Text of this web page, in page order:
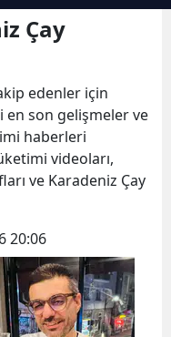
Çay
edenler için
en son gelişmeler ve
haberleri
videoları,
ve Karadeniz Çay
20:06